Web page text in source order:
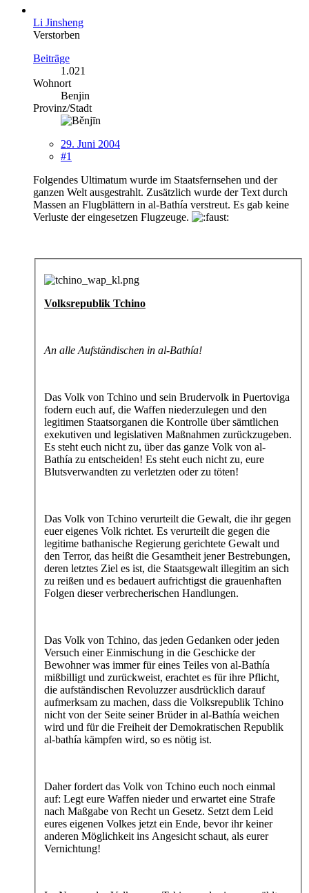
Li Jinsheng
Verstorben
Beiträge
1.021
Wohnort
Benjin
Provinz/Stadt
29. Juni 2004
#1
Folgendes Ultimatum wurde im Staatsfernsehen und der
ganzen Welt ausgestrahlt. Zusätzlich wurde der Text durch
Massen an Flugblättern in al-Bathía verstreut. Es gab keine
Verluste der eingesetzen Flugzeuge.
Volksrepublik Tchino
An alle Aufständischen in al-Bathía!
Das Volk von Tchino und sein Brudervolk in Puertoviga
fodern euch auf, die Waffen niederzulegen und den
legitimen Staatsorganen die Kontrolle über sämtlichen
exekutiven und legislativen Maßnahmen zurückzugeben.
Es steht euch nicht zu, über das ganze Volk von al-
Bathía zu entscheiden! Es steht euch nicht zu, eure
Blutsverwandten zu verletzten oder zu töten!
Das Volk von Tchino verurteilt die Gewalt, die ihr gegen
euer eigenes Volk richtet. Es verurteilt die gegen die
legitime bathanische Regierung gerichtete Gewalt und
den Terror, das heißt die Gesamtheit jener Bestrebungen,
deren letztes Ziel es ist, die Staatsgewalt illegitim an sich
zu reißen und es bedauert aufrichtigst die grauenhaften
Folgen dieser verbrecherischen Handlungen.
Das Volk von Tchino, das jeden Gedanken oder jeden
Versuch einer Einmischung in die Geschicke der
Bewohner was immer für eines Teiles von al-Bathía
mißbilligt und zurückweist, erachtet es für ihre Pflicht,
die aufständischen Revoluzzer ausdrücklich darauf
aufmerksam zu machen, dass die Volksrepublik Tchino
nicht von der Seite seiner Brüder in al-Bathía weichen
wird und für die Freiheit der Demokratischen Republik
al-bathía kämpfen wird, so es nötig ist.
Daher fordert das Volk von Tchino euch noch einmal
auf: Legt eure Waffen nieder und erwartet eine Strafe
nach Maßgabe von Recht un Gesetz. Setzt dem Leid
eures eigenen Volkes jetzt ein Ende, bevor ihr keiner
anderen Möglichkeit ins Angesicht schaut, als eurer
Vernichtung!